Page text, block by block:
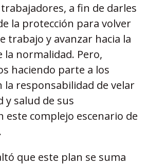
a fin de darles
la protección para volver
trabajo y avanzar hacia la
la normalidad. Pero,
haciendo parte a los
la responsabilidad de velar
y salud de sus
este complejo escenario de
que este plan se suma